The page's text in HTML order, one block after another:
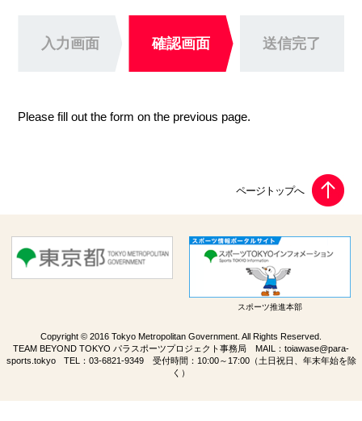
入力画面 確認画面 送信完了
Please fill out the form on the previous page.
スポーツ推進本部
Copyright © 2016 Tokyo Metropolitan Government. All Rights Reserved.
TEAM BEYOND TOKYO パラスポーツプロジェクト事務局 MAIL： toiawase@para-
sports.tokyoTEL： 03-6821-9349受付時間：10:00～17:00（土日祝日、年末年始を除
く）